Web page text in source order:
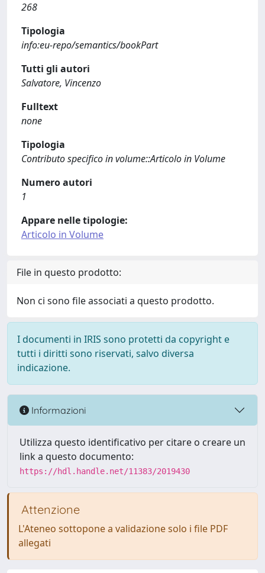
268
Tipologia
info:eu-repo/semantics/bookPart
Tutti gli autori
Salvatore, Vincenzo
Fulltext
none
Tipologia
Contributo specifico in volume::Articolo in Volume
Numero autori
1
Appare nelle tipologie:
Articolo in Volume
File in questo prodotto:
Non ci sono file associati a questo prodotto.
I documenti in IRIS sono protetti da copyright e
tutti i diritti sono riservati, salvo diversa
indicazione.
Informazioni
Utilizza questo identificativo per citare o creare un
link a questo documento:
https://hdl.handle.net/11383/2019430
Attenzione
L'Ateneo sottopone a validazione solo i file PDF
allegati